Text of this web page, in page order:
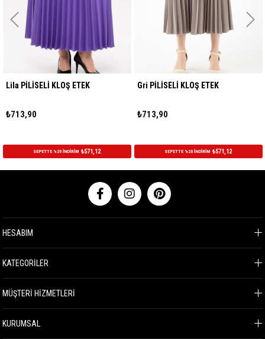
Lila PİLİSELİ KLOŞ ETEK
₺713,90
SEPETTE %20 İNDİRİM ₺571,12
Gri PİLİSELİ KLOŞ ETEK
₺713,90
SEPETTE %20 İNDİRİM ₺571,12
HESABIM
KATEGORİLER
MÜŞTERİ HİZMETLERİ
KURUMSAL